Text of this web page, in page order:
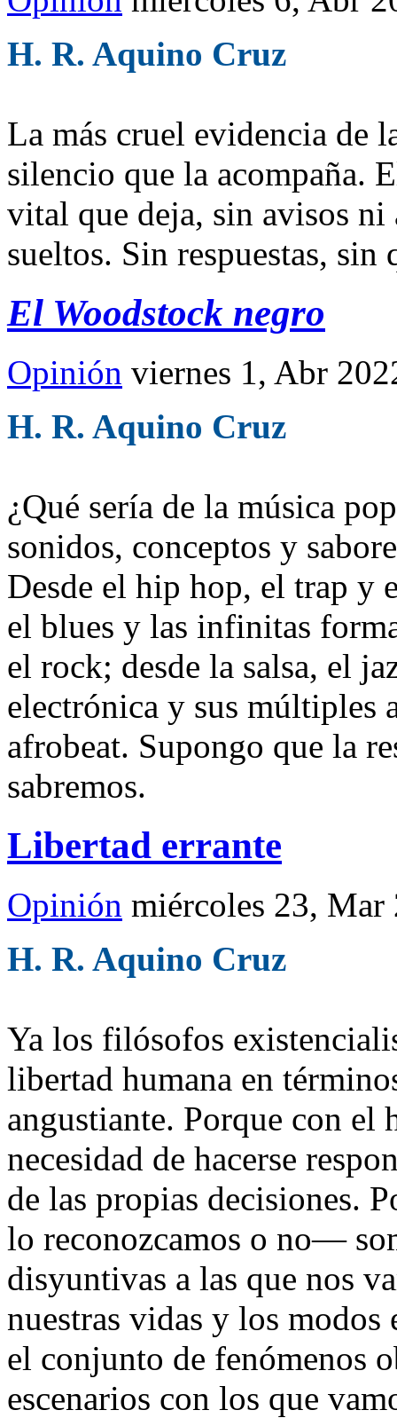
H. R. Aquino Cruz
La más cruel evidencia de
silencio que la acompaña.
vital que deja, sin avisos ni
sueltos. Sin respuestas,
El Woodstock negro
Opinión viernes 1, Abr
H. R. Aquino Cruz
¿Qué sería de la música
sonidos, conceptos y
Desde el hip hop, el trap y
el blues y las infinitas
el rock; desde la salsa, el
electrónica y sus múltiples
afrobeat. Supongo que la
sabremos.
Libertad errante
Opinión miércoles 23, Mar
H. R. Aquino Cruz
Ya los filósofos
libertad humana en
angustiante. Porque con el
necesidad de hacerse
de las propias decisiones.
lo reconozcamos o no—
disyuntivas a las que nos
nuestras vidas y los modos
el conjunto de fenómenos
escenarios con los que